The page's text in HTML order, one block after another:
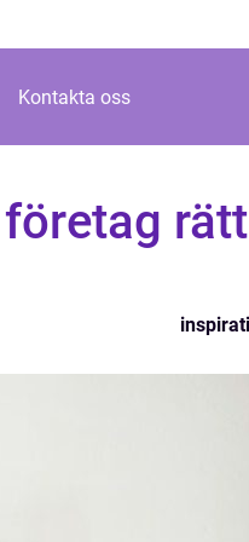
Kontakta oss
rätt